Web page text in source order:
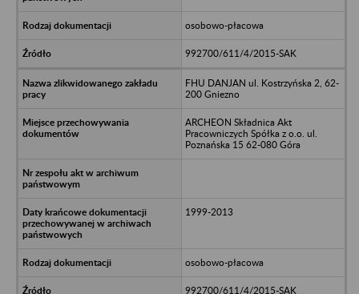
osobowo-płacowa
992700/611/4/2015-SAK
FHU DANJAN ul. Kostrzyńska 2, 62-
200 Gniezno
ARCHEON Składnica Akt
Pracowniczych Spółka z o.o. ul.
Poznańska 15 62-080 Góra
1999-2013
osobowo-płacowa
992700/611/4/2015-SAK